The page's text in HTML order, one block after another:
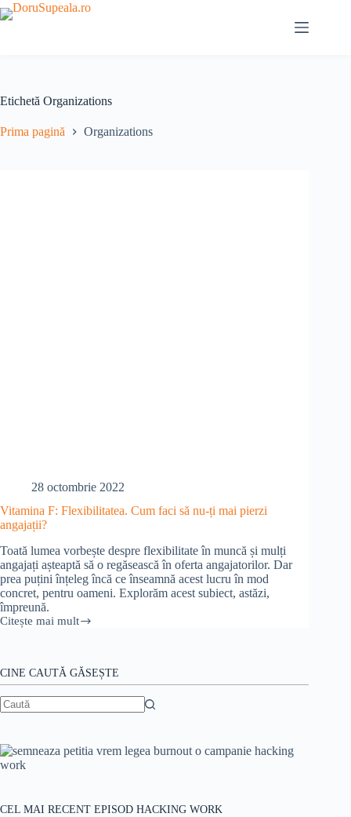
Sari
la
Etichetă Organizations
Prima pagină Organizations
28 octombrie 2022
Vitamina F: Flexibilitatea. Cum faci să nu-ți mai pierzi
angajații?
Toată lumea vorbește despre flexibilitate în muncă și mulți
angajați așteaptă să o regăsească în oferta angajatorilor. Dar
prea puțini înțeleg încă ce înseamnă acest lucru în mod
concret, pentru oameni. Explorăm acest subiect, astăzi,
împreună.
Citește mai mult
Vitamina
Cum
faci
nu-
pierzi
angajații?
CINE CAUTĂ GĂSEȘTE
CEL MAI RECENT EPISOD HACKING WORK